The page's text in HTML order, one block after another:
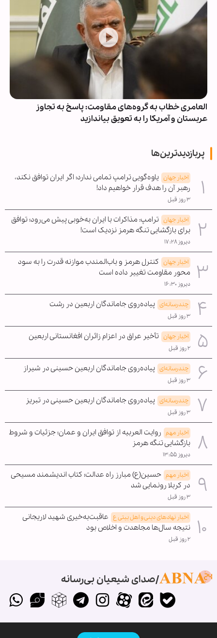
العامری خطاب به گروه‌های مقاومت: پاسخ به تجاوز
عربستان و آمریکا را به تعویق بیاندازید
پربازدیدترین‌ها
اخبار جهان یاوه‌گویی ترامپ تمامی ندارد؛ اگر ایران توافق نکند،
رهبر آن را هدف قرار خواهیم داد!
۳ روز قبل
اخبار جهان ترامپ: مذاکرات با ایران به‌خوبی پیش می‌رود؛ توافق
برای بازگشایی تنگه هرمز نزدیک است!
دیروز ۱۷:۲۸
اخبار جهان کنترل هرمز و باب‌المندب موازنه قدرت را به سود
محور مقاومت تغییر داده است
دیروز ۱۶:۳۰
چندرسانه‌ای پیاده‌روی جاماندگان اربعین در رشت
۳ روز قبل
اخبار جهان تأخیر عراق در اعزام زائران افغانستانی اربعین
۲ روز قبل
چندرسانه‌ای پیاده‌روی جاماندگان اربعین حسینی در شیراز
۳ روز قبل
چندرسانه‌ای پیاده‌روی جاماندگان اربعین حسینی در تبریز
۳ روز قبل
اخبار مهم روایت العربیه از توافق ایران و عمان؛ جزئیات و شروط
بازگشایی تنگه هرمز
دیروز ۱۳:۵۵
اخبار مهم حسین(ع) مبارز راه عدالت؛ کتاب اندیشمند مسیحی
در کربلا رونمایی شد
۳ روز قبل
اخبار نهادهای دینی و اهل بیتی ع عاقبت‌به‌خیری شهید لاریجانی
نتیجه سال‌ها مجاهدت و اخلاص بود
۲ روز قبل
صدای شیعیان بی‌رسانه